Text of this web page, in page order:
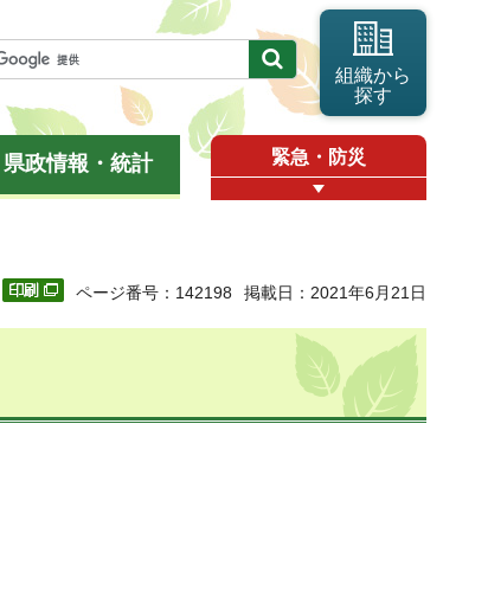
組織から
探す
県政情報・統計 緊急・防災
ページ番号：142198 掲載日：2021年6月21日